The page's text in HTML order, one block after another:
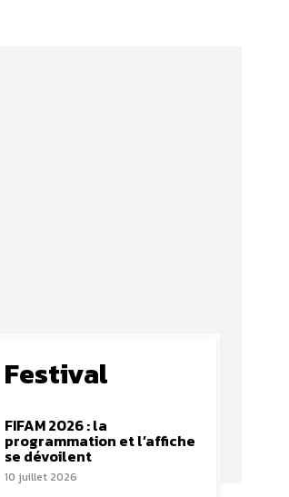
Festival
FIFAM 2026 : la
programmation et l’affiche
se dévoilent
10 juillet 2026